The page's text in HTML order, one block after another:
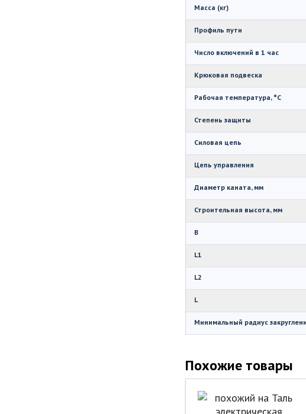
Масса (кг)
Профиль пути
Число включений в 1 час
Крюковая подвеска
Рабочая температура, °C
Степень защиты
Силовая цепь
Цепь управления
Диаметр каната, мм
Строительная высота, мм
B
L1
L2
L
Минимальный радиус
Похожие товары